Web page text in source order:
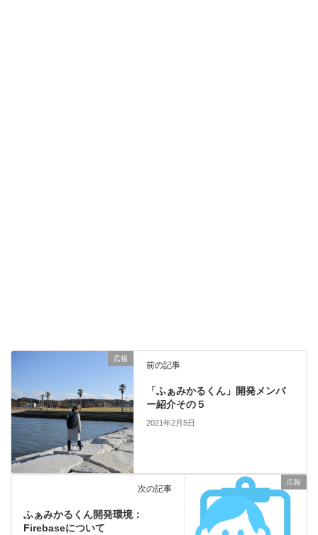
広報
前の記事
「ふぁみかるくん」開発メンバ
ー紹介その５
2021年2月5日
広報
次の記事
ふぁみかるくん開発環境：
Firebaseについて